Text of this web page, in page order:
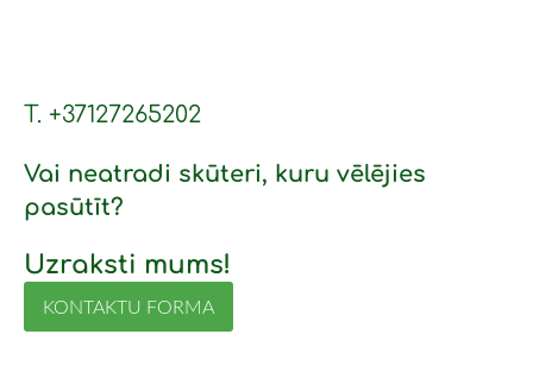
T. +37127265202
Vai neatradi skūteri, kuru vēlējies
pasūtīt?
Uzraksti mums!
KONTAKTU FORMA